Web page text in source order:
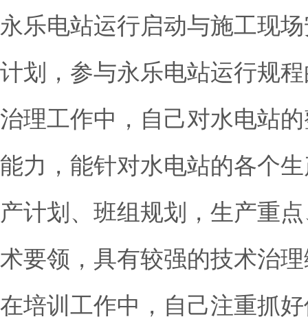
永乐电站运行启动与施工现
计划，参与永乐电站运行规
治理工作中，自己对水电站
能力，能针对水电站的各个
产计划、班组规划，生产重
术要领，具有较强的技术治
在培训工作中，自己注重抓